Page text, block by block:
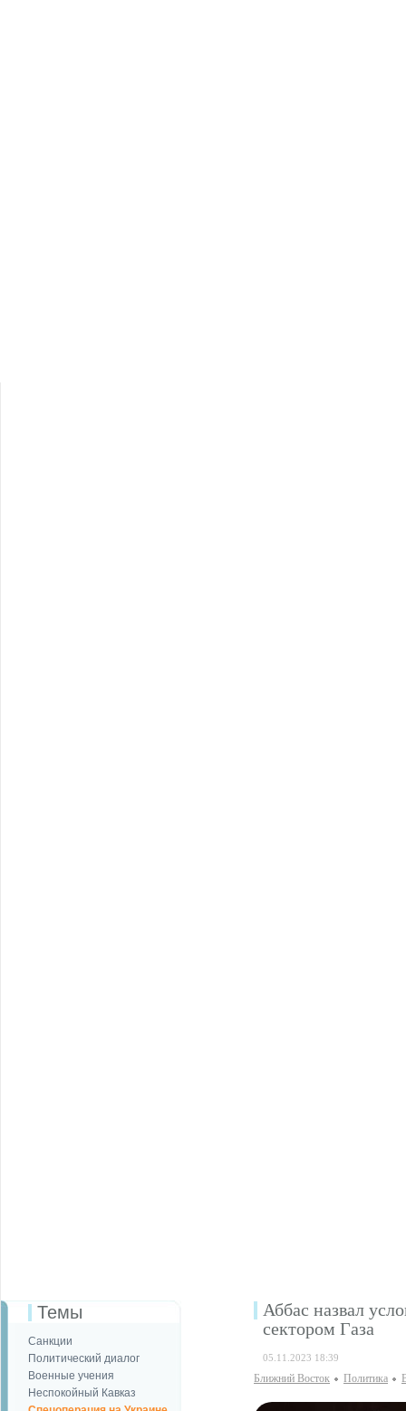
Темы
Санкции
Политический диалог
Военные учения
Неспокойный Кавказ
Аббас назвал
сектором Газа
05.11.2023 18:39
Ближний Восток Политика